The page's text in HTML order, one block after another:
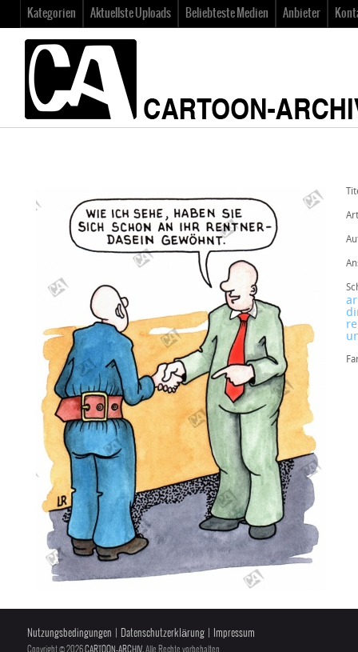
Kategorien Aktuellste Uploads Beliebteste Medien Anbieter
Nutzungsbedingungen Datenschutzerklärung Impressum
Copyright © 2026CARTOON-ARCHIV, Alle Rechte vorbehalten.